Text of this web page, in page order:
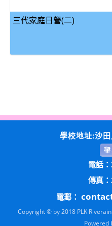
三代家庭日營(二)
學校地址:沙
電話
傳真
電郵：
Copyright © by 2018 PLK
Powered